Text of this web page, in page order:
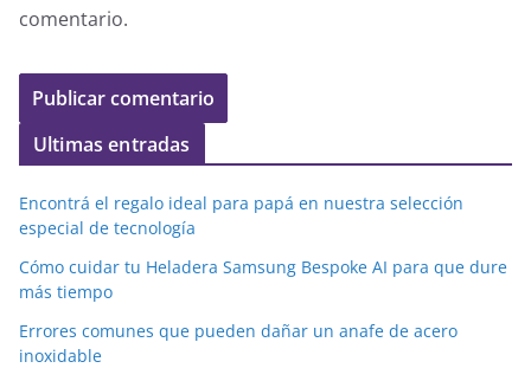
comentario.
Ultimas entradas
Encontrá el regalo ideal para papá en nuestra selección
especial de tecnología
Cómo cuidar tu Heladera Samsung Bespoke AI para que dure
más tiempo
Errores comunes que pueden dañar un anafe de acero
inoxidable